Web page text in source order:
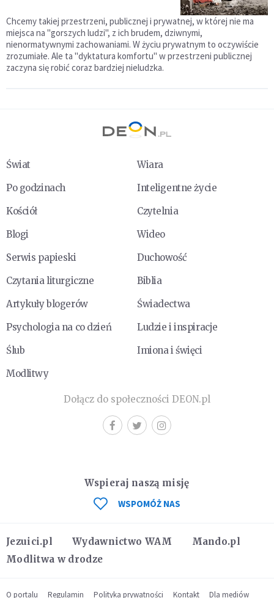
Chcemy takiej przestrzeni, publicznej i prywatnej, w której nie ma
miejsca na "gorszych ludzi", z ich brudem, dziwnymi,
nienormatywnymi zachowaniami. W życiu prywatnym to oczywiście
zrozumiałe. Ale ta "dyktatura komfortu" w przestrzeni publicznej
zaczyna się robić coraz bardziej nieludzka.
Świat
Wiara
Po godzinach
Inteligentne życie
Kościół
Czytelnia
Blogi
Wideo
Serwis papieski
Duchowość
Czytania liturgiczne
Biblia
Artykuły blogerów
Świadectwa
Psychologia na co dzień
Ludzie i inspiracje
Ślub
Imiona i święci
Modlitwy
Dołącz do społeczności DEON.pl
Jezuici.pl Wydawnictwo WAM
Mando.pl
Modlitwa w drodze
Wspieraj naszą misję
WSPOMÓŻ NAS
O portalu Regulamin Polityka prywatności Kontakt Dla mediów